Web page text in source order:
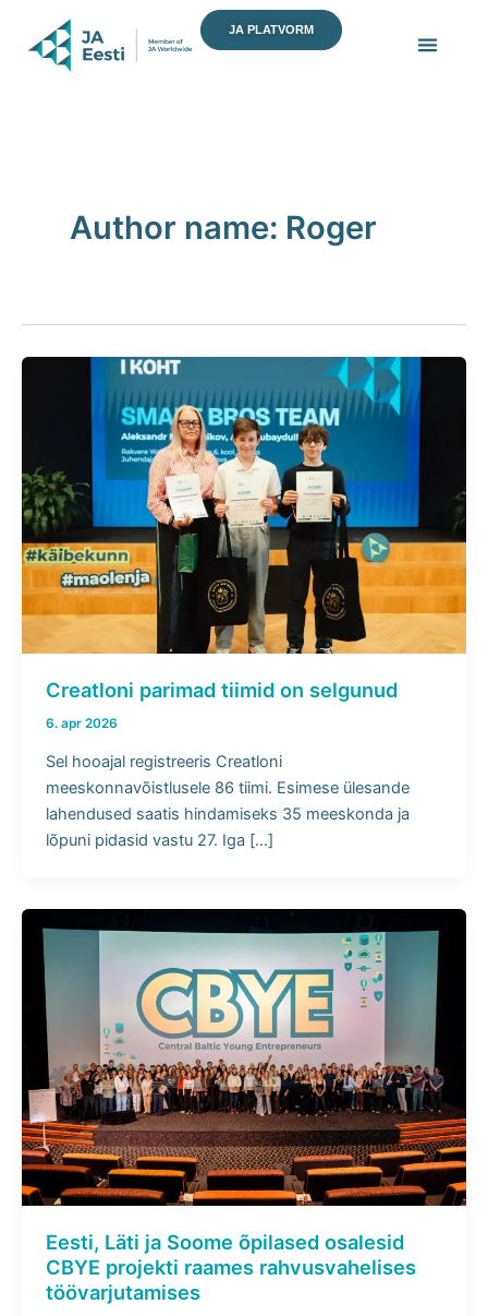
content
JA PLATVORM
Author name: Roger
Creatloni parimad tiimid on selgunud
6. apr 2026
Sel hooajal registreeris Creatloni
meeskonnavõistlusele 86 tiimi. Esimese ülesande
lahendused saatis hindamiseks 35 meeskonda ja
lõpuni pidasid vastu 27. Iga […]
Eesti, Läti ja Soome õpilased osalesid
CBYE projekti raames rahvusvahelises
töövarjutamises